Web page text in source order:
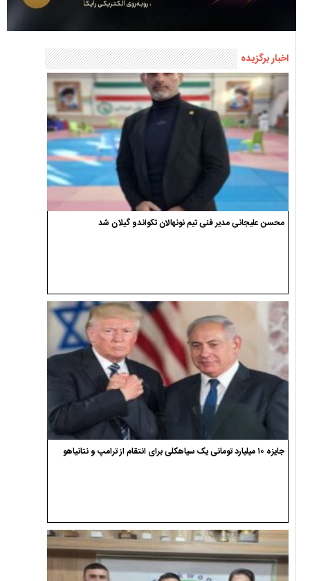
اخبار برگزیده
محسن علیجانی مدیر فنی تیم نونهالان تکواندو گیلان شد
جایزه ۱۰ میلیارد تومانی یک سیاهکلی برای انتقام از ترامپ و نتانیاهو